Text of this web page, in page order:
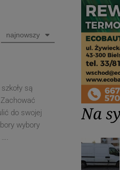
najnowszy
są
do swojej
wybory
Na